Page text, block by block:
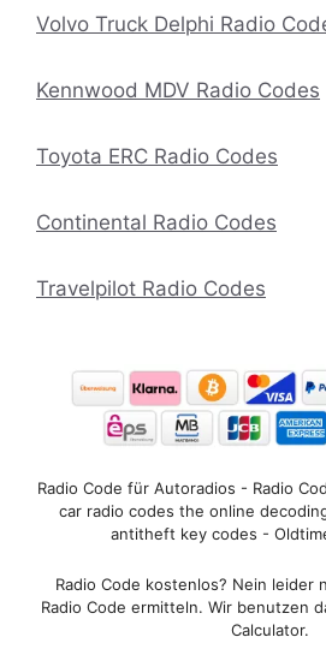
Volvo Truck Delphi Radio
Kennwood MDV Radio Codes
Toyota ERC Radio Codes
Continental Radio Codes
Travelpilot Radio Codes
Radio Code für Autoradios - Radio
car radio codes the online
antitheft key codes -
Radio Code kostenlos? Nein leider
Radio Code ermitteln. Wir benutzen
Calculator.